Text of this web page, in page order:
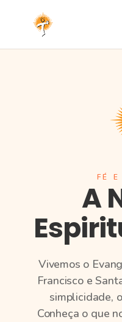
FÉ E
A
Vivemos o
Francisco e
simplicidade,
Conheça o que